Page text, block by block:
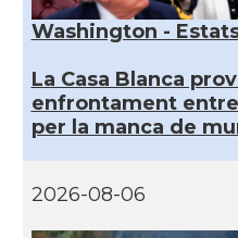
Washington -
La Casa Blanca
enfrontament
per la manca de
2026-08-06